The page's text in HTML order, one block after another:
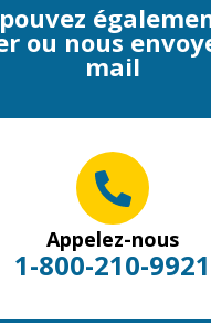
ou nous
mail
Appelez-nous
1-800-210-9921